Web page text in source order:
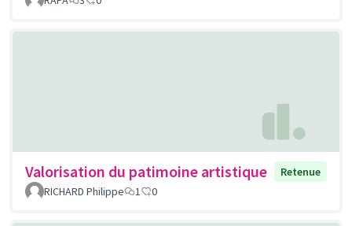
Valorisation du patimoine artistique
Retenue
RICHARD Philippe
1 0